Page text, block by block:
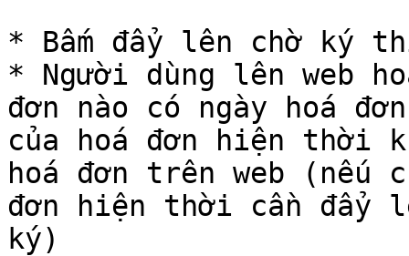
* Bấm đẩy lên chờ ký
* Người dùng lên web
đơn nào có ngày hoá
của hoá đơn hiện thời
hoá đơn trên web (nếu
đơn hiện thời cần đẩy
ký)